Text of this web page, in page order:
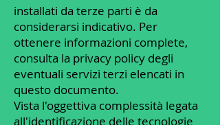
installati da terze parti è da
considerarsi indicativo. Per
ottenere informazioni complete,
consulta la privacy policy degli
eventuali servizi terzi elencati in
questo documento.
Vista l'oggettiva complessità legata
all'identificazione delle tecnologie